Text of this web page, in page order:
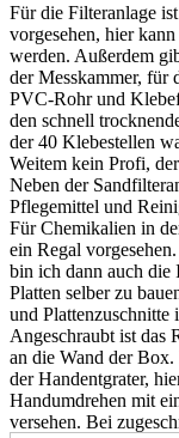
Für die Filteranlage
vorgesehen, hier
werden. Außerdem
der Messkammer, für
PVC-Rohr und
den schnell
der 40 Klebestellen
Weitem kein Profi,
Neben der
Pflegemittel und
Für Chemikalien in
ein Regal
bin ich dann auch die
Platten selber zu
und Plattenzuschnitte
Angeschraubt ist das
an die Wand der
der Handentgrater,
Handumdrehen mit
versehen. Bei